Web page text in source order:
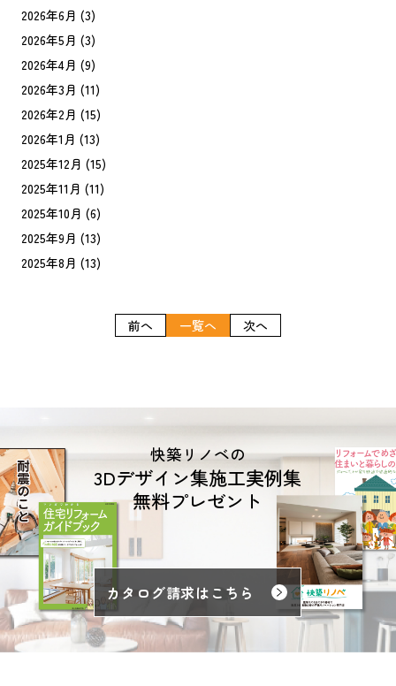
2026年6月 (3)
2026年5月 (3)
2026年4月 (9)
2026年3月 (11)
2026年2月 (15)
2026年1月 (13)
2025年12月 (15)
2025年11月 (11)
2025年10月 (6)
2025年9月 (13)
2025年8月 (13)
前へ 一覧へ 次へ
快築リノベの
3Dデザイン集施工実例集
無料プレゼント
カタログ請求はこちら